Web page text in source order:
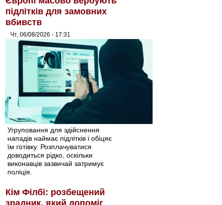
підлітків для замовних
вбивств
Чт, 06/08/2026 - 17:31
Угруповання для здійснення
нападів наймає підлітків і обіцяє
їм готівку. Розплачуватися
доводиться рідко, оскільки
виконавців зазвичай затримує
поліція.
Кім Філбі: розбещений
зрадник, який допоміг